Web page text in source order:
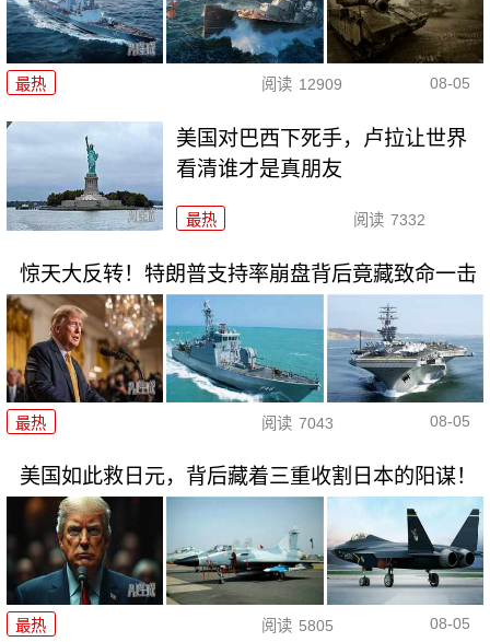
最热 阅读 12909 08-05
美国对巴西下死手，卢拉让世界
看清谁才是真朋友
最热 阅读 7332
惊天大反转！特朗普支持率崩盘背后竟藏致命一击
最热 阅读 7043 08-05
美国如此救日元，背后藏着三重收割日本的阳谋！
最热 阅读 5805 08-05